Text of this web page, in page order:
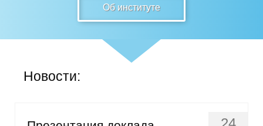
Редакционная этика
Информация для авторов
Общие требования
Об институте
Новости: